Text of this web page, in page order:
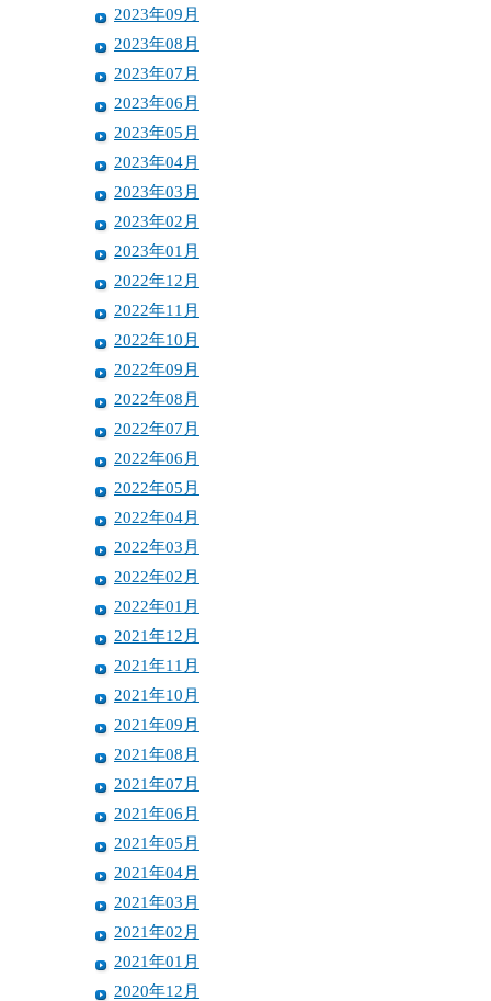
2023年09月
2023年08月
2023年07月
2023年06月
2023年05月
2023年04月
2023年03月
2023年02月
2023年01月
2022年12月
2022年11月
2022年10月
2022年09月
2022年08月
2022年07月
2022年06月
2022年05月
2022年04月
2022年03月
2022年02月
2022年01月
2021年12月
2021年11月
2021年10月
2021年09月
2021年08月
2021年07月
2021年06月
2021年05月
2021年04月
2021年03月
2021年02月
2021年01月
2020年12月